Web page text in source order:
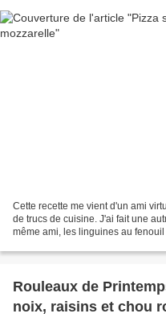
Cette recette me vient d'un ami
de trucs de cuisine. J'ai fait une
même ami, les linguines au
Rouleaux de
noix, raisins et chou